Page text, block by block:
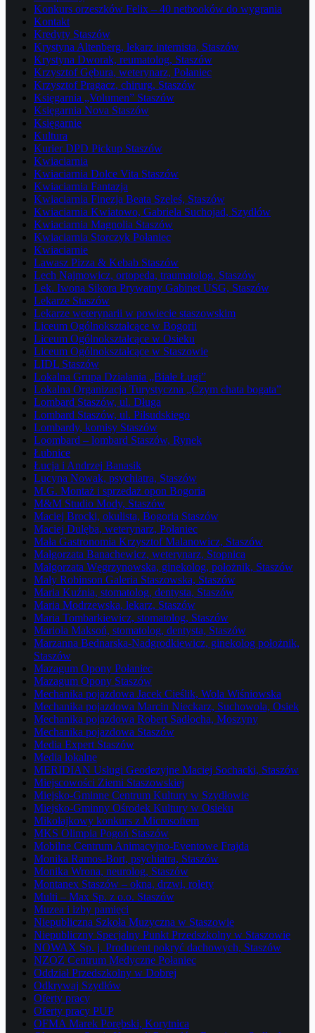
Konkurs orzeszków Felix – 40 netbooków do wygrania
Kontakt
Kredyty Staszów
Krystyna Altenberg, lekarz internista, Staszów
Krystyna Dworak, reumatolog, Staszów
Krzysztof Gębura, weterynarz, Połaniec
Krzysztof Pragacz, chirurg, Staszów
Księgarnia „Volumen” Staszów
Księgarnia Nova Staszów
Księgarnie
Kultura
Kurier DPD Pickup Staszów
Kwiaciarnia
Kwiaciarnia Dolce Vita Staszów
Kwiaciarnia Fantazja
Kwiaciarnia Finezja Beata Szeleś, Staszów
Kwiaciarnia Kwiatowo, Gabriela Suchojad, Szydłów
Kwiaciarnia Magnolia Staszów
Kwiaciarnia Storczyk Połaniec
Kwiaciarnie
Lawasz Pizza & Kebab Staszów
Lech Najmowicz, ortopeda, traumatolog, Staszów
Lek. Iwona Sikora Prywatny Gabinet USG, Staszów
Lekarze Staszów
Lekarze weterynarii w powiecie staszowskim
Liceum Ogólnokształcące w Bogorii
Liceum Ogólnokształcące w Osieku
Liceum Ogólnokształcące w Staszowie
LIDL Staszów
Lokalna Grupa Działania „Białe Ługi”
Lokalna Organizacja Turystyczna „Czym chata bogata”
Lombard Staszów, ul. Długa
Lombard Staszów, ul. Piłsudskiego
Lombardy, komisy Staszów
Loombard – lombard Staszów, Rynek
Łubnice
Łucja i Andrzej Banasik
Lucyna Nowak, psychiatra, Staszów
M.G. Montaż i sprzedaż opon Bogoria
M&M Studio Mody, Staszów
Maciej Brocki, okulista, Bogoria Staszów
Maciej Dulęba, weterynarz, Połaniec
Mała Gastronomia Krzysztof Malanowicz, Staszów
Małgorzata Banachewicz, weterynarz, Stopnica
Małgorzata Węgrzynowska, ginekolog, położnik, Staszów
Mały Robinson Galeria Staszowska, Staszów
Maria Kuźnia, stomatolog, dentysta, Staszów
Maria Modrzewska, lekarz, Staszów
Maria Tombarkiewicz, stomatolog, Staszów
Mariola Maksoń, stomatolog, dentysta, Staszów
Marzanna Bednarska-Nadgrodkiewicz, ginekolog położnik,
Staszów
Mazagum Opony Połaniec
Mazagum Opony Staszów
Mechanika pojazdowa Jacek Cieślik, Wola Wiśniowska
Mechanika pojazdowa Marcin Nieckarz, Suchowola, Osiek
Mechanika pojazdowa Robert Sadłocha, Moszyny
Mechanika pojazdowa Staszów
Media Expert Staszów
Media lokalne
MERIDIAN Usługi Geodezyjne Maciej Sochacki, Staszów
Miejscowości Ziemi Staszowskiej
Miejsko-Gminne Centrum Kultury w Szydłowie
Miejsko-Gminny Ośrodek Kultury w Osieku
Mikołajkowy konkurs z Microsoftem
MKS Olimpia Pogoń Staszów
Mobilne Centrum Animacyjno-Eventowe Frajda
Monika Ramos-Bort, psychiatra, Staszów
Monika Wrona, neurolog, Staszów
Montanex Staszów – okna, drzwi, rolety
Multi – Max Sp. z o.o. Staszów
Muzea i izby pamięci
Niepubliczna Szkoła Muzyczna w Staszowie
Niepubliczny Specjalny Punkt Przedszkolny w Staszowie
NOWAX Sp. j. Producent pokryć dachowych, Staszów
NZOZ Centrum Medyczne Połaniec
Oddział Przedszkolny w Dobrej
Odkrywaj Szydłów
Oferty pracy
Oferty pracy PUP
OFMA Marek Porębski, Korytnica